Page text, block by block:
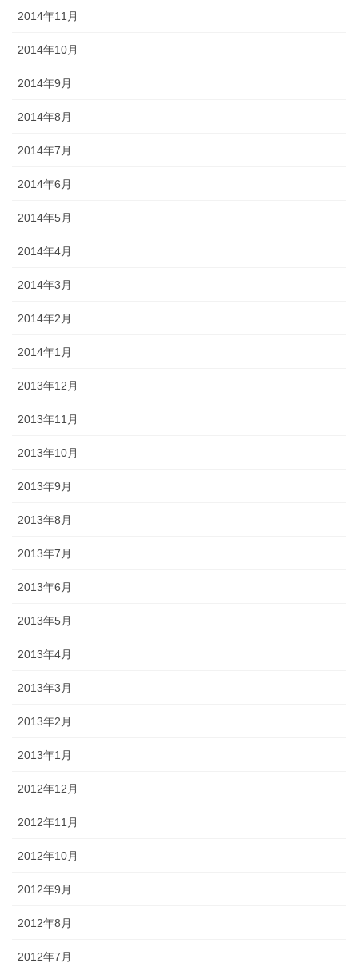
2014年11月
2014年10月
2014年9月
2014年8月
2014年7月
2014年6月
2014年5月
2014年4月
2014年3月
2014年2月
2014年1月
2013年12月
2013年11月
2013年10月
2013年9月
2013年8月
2013年7月
2013年6月
2013年5月
2013年4月
2013年3月
2013年2月
2013年1月
2012年12月
2012年11月
2012年10月
2012年9月
2012年8月
2012年7月